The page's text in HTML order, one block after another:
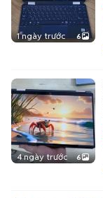
1 ngày trước 6
4 ngày trước 6